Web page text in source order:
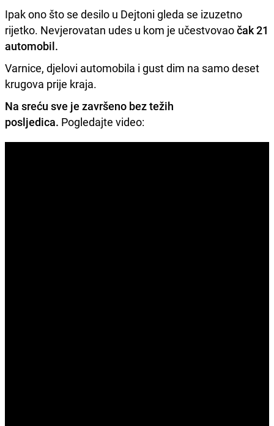
Ipak ono što se desilo u Dejtoni gleda se izuzetno
rijetko. Nevjerovatan udes u kom je učestvovaočak 21
automobil.
Varnice, djelovi automobila i gust dim na samo deset
krugova prije kraja.
Na sreću sve je završeno bez težih
posljedica. Pogledajte video: